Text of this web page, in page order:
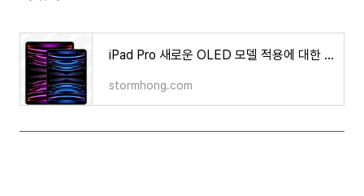
iPad Pro 새로운 OLED 모델 적용에 대한 정보가 나타났다?
stormhong.com